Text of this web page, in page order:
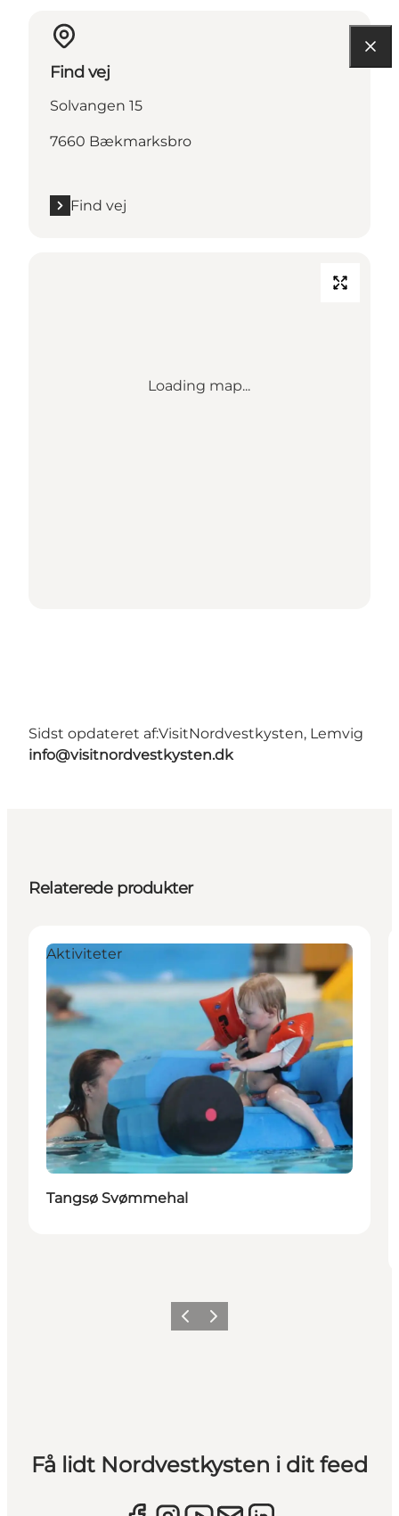
Find vej
Solvangen 15
7660 Bækmarksbro
Find vej
Loading map...
Sidst opdateret af:VisitNordvestkysten, Lemvig
info@visitnordvestkysten.dk
Relaterede produkter
Aktiviteter
Tangsø Svømmehal
ForrigeNæste
Få lidt Nordvestkysten i dit feed